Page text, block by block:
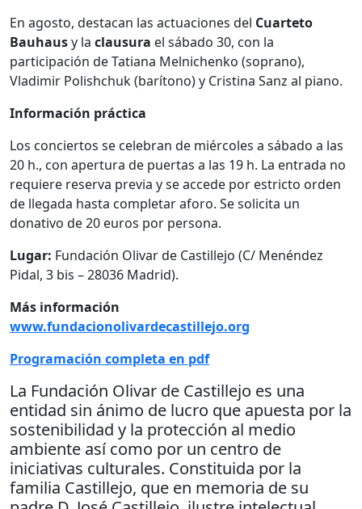
En agosto, destacan las actuaciones del Cuarteto
Bauhausy la clausura el sábado 30, con la
participación de Tatiana Melnichenko (soprano),
Vladimir Polishchuk (barítono) y Cristina Sanz al piano.
Información práctica
Los conciertos se celebran de miércoles a sábado a las
20 h., con apertura de puertas a las 19 h. La entrada no
requiere reserva previa y se accede por estricto orden
de llegada hasta completar aforo. Se solicita un
donativo de 20 euros por persona.
Lugar: Fundación Olivar de Castillejo (C/ Menéndez
Pidal, 3 bis – 28036 Madrid).
Más información
www.fundacionolivardecastillejo.org
Programación completa en pdf
La Fundación Olivar de Castillejo es una
entidad sin ánimo de lucro que apuesta por la
sostenibilidad y la protección al medio
ambiente así como por un centro de
iniciativas culturales. Constituida por la
familia Castillejo, que en memoria de su